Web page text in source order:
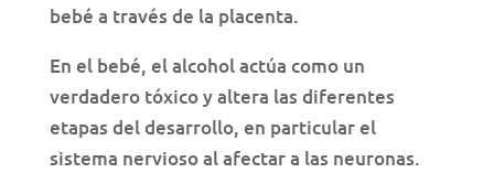
bebé a través de la placenta.
En el bebé, el alcohol actúa como un
verdadero tóxico y altera las diferentes
etapas del desarrollo, en particular el
sistema nervioso al afectar a las neuronas.